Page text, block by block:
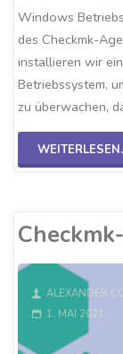
Windows
des Checkmk-
installieren wir
Betriebssystem,
zu überwachen,
ALEXANDER
1. MAI 2021